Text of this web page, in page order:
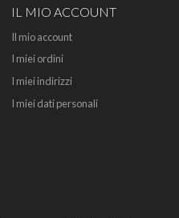
IL MIO ACCOUNT
Il mio account
I miei ordini
I miei indirizzi
I miei dati personali